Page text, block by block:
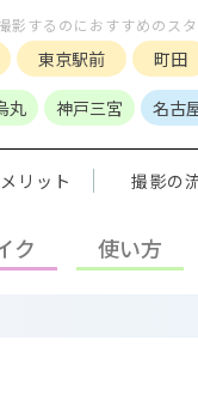
影するのにおすすめのス
東京駅前 町田
丸 神戸三宮 名古
リット 撮影の
ク 使い方